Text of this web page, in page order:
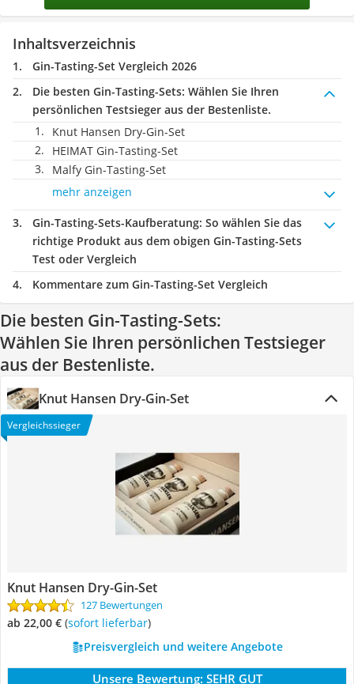
Inhaltsverzeichnis
Gin-Tasting-Set Vergleich 2026
Die besten Gin-Tasting-Sets: Wählen Sie Ihren
persönlichen Testsieger aus der Bestenliste.
Knut Hansen Dry-Gin-Set
HEIMAT Gin-Tasting-Set
Malfy Gin-Tasting-Set
mehr anzeigen
Gin-Tasting-Sets-Kaufberatung: So wählen Sie das
richtige Produkt aus dem obigen Gin-Tasting-Sets
Test oder Vergleich
Kommentare zum Gin-Tasting-Set Vergleich
Die besten Gin-Tasting-Sets:
Wählen Sie Ihren persönlichen Testsieger
aus der Bestenliste.
Knut Hansen Dry-Gin-Set
Vergleichssieger
Knut Hansen Dry-Gin-Set
127 Bewertungen
ab 22,00 € ( Sofort lieferbar)
Preisvergleich und weitere Angebote
Unsere Bewertung: SEHR GUT